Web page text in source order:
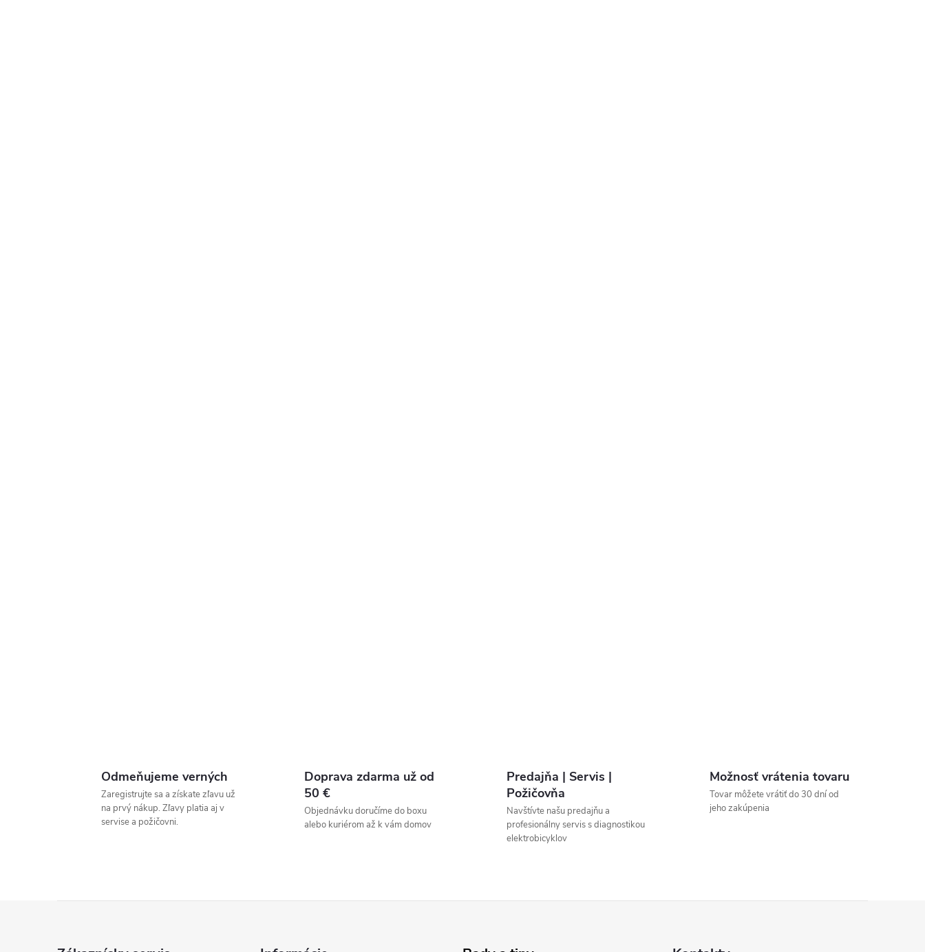
Odmeňujeme verných
Zaregistrujte sa a získate zľavu už
na prvý nákup. Zľavy platia aj v
servise a požičovni.
Doprava zdarma už od
50 €
Objednávku doručíme do boxu
alebo kuriérom až k vám domov
Predajňa | Servis |
Požičovňa
Navštívte našu predajňu a
profesionálny servis s diagnostikou
elektrobicyklov
Možnosť vrátenia tovaru
Tovar môžete vrátiť do 30 dní od
jeho zakúpenia